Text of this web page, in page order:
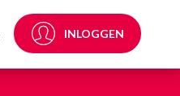
INLOGGEN